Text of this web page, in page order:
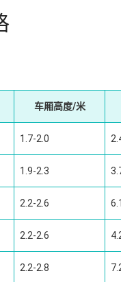
车厢高度/米
1.7-2.0
1.9-2.3
2.2-2.6
2.2-2.6
2.2-2.8